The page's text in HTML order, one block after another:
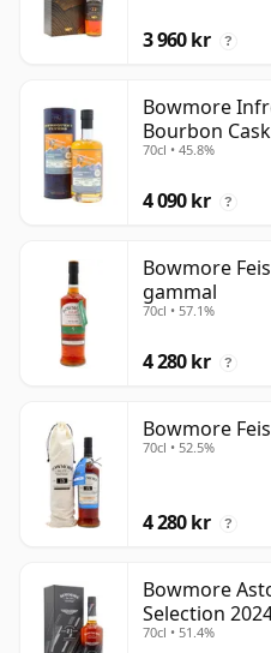
3 960 kr ?
Bowmore
Bourbon
gammal
70cl • 45.8%
4 090 kr ?
Bowmore
gammal
70cl • 57.1%
4 280 kr ?
Bowmore
70cl • 52.5%
4 280 kr ?
Bowmore
Selection
gammal
70cl • 51.4%